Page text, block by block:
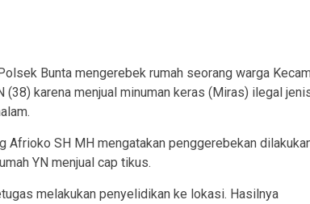
Bunta mengerebek rumah seorang warga
(38) karena menjual minuman keras (Miras) ilegal
Afrioko SH MH mengatakan penggerebekan
YN menjual cap tikus.
melakukan penyelidikan ke lokasi. Hasilnya